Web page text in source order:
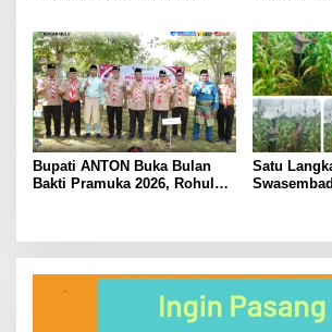
Seksual terhadap
Penyandang Disabilitas
Bupati ANTON Buka Bulan
Bakti Pramuka 2026, Rohul
Satu